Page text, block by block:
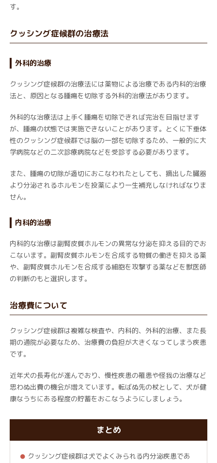
す。
クッシング症候群の治療法
外科的治療
クッシング症候群の治療法には薬物による治療である内科的治療
法と、原因となる腫瘍を切除する外科的治療法があります。
外科的な治療法は上手く腫瘍を切除できれば完治を目指せます
が、腫瘍の状態では実施できないことがあります。とくに下垂体
性のクッシング症候群では脳の一部を切除するため、一般的に大
学病院などの二次診療病院などを受診する必要があります。
また、腫瘍の切除が適切におこなわれたとしても、摘出した臓器
より分泌されるホルモンを投薬により一生補充しなければなりま
せん。
内科的治療
内科的な治療は副腎皮質ホルモンの異常な分泌を抑える目的でお
こないます。副腎皮質ホルモンを合成する物質の働きを抑える薬
や、副腎皮質ホルモンを合成する細胞を攻撃する薬などを獣医師
の判断のもと選択します。
治療費について
クッシング症候群は複雑な検査や、内科的、外科的治療、また長
期の通院が必要なため、治療費の負担が大きくなってしまう疾患
です。
近年犬の長寿化が進んでおり、慢性疾患の罹患や怪我の治療など
思わぬ出費の機会が増えています。転ばぬ先の杖として、犬が健
康なうちにある程度の貯蓄をおこなうようにしましょう。
まとめ
クッシング症候群は犬でよくみられる内分泌疾患であ